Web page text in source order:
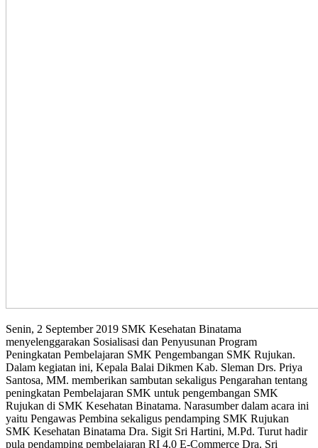
Senin, 2 September 2019 SMK Kesehatan Binatama
menyelenggarakan Sosialisasi dan Penyusunan Program
Peningkatan Pembelajaran SMK Pengembangan SMK Rujukan.
Dalam kegiatan ini, Kepala Balai Dikmen Kab. Sleman Drs. Priya
Santosa, MM. memberikan sambutan sekaligus Pengarahan tentang
peningkatan Pembelajaran SMK untuk pengembangan SMK
Rujukan di SMK Kesehatan Binatama. Narasumber dalam acara ini
yaitu Pengawas Pembina sekaligus pendamping SMK Rujukan
SMK Kesehatan Binatama Dra. Sigit Sri Hartini, M.Pd. Turut hadir
pula pendamping pembelajaran RI 4.0 E-Commerce Dra. Sri